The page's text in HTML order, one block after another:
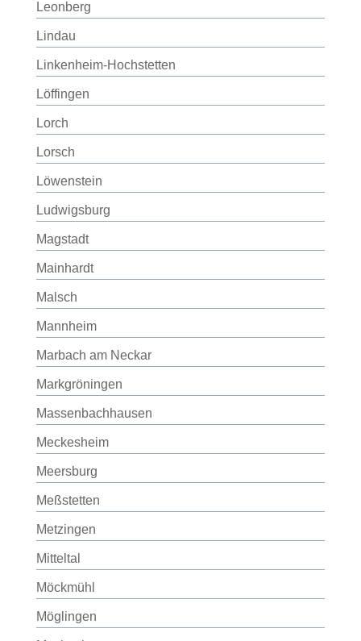
Leonberg
Lindau
Linkenheim-Hochstetten
Löffingen
Lorch
Lorsch
Löwenstein
Ludwigsburg
Magstadt
Mainhardt
Malsch
Mannheim
Marbach am Neckar
Markgröningen
Massenbachhausen
Meckesheim
Meersburg
Meßstetten
Metzingen
Mitteltal
Möckmühl
Möglingen